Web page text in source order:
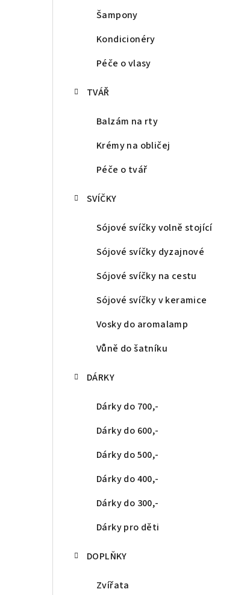
Šampony
Kondicionéry
Péče o vlasy
TVÁŘ
Balzám na rty
Krémy na obličej
Péče o tvář
SVÍČKY
Sójové svíčky volně stojící
Sójové svíčky dyzajnové
Sójové svíčky na cestu
Sójové svíčky v keramice
Vosky do aromalamp
Vůně do šatníku
DÁRKY
Dárky do 700,-
Dárky do 600,-
Dárky do 500,-
Dárky do 400,-
Dárky do 300,-
Dárky pro děti
DOPLŇKY
Zvířata